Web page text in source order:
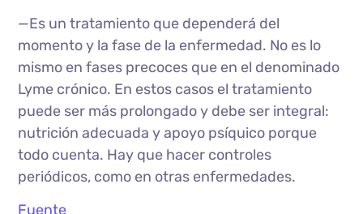
—Es un tratamiento que dependerá del
momento y la fase de la enfermedad. No es lo
mismo en fases precoces que en el denominado
Lyme crónico. En estos casos el tratamiento
puede ser más prolongado y debe ser integral:
nutrición adecuada y apoyo psíquico porque
todo cuenta. Hay que hacer controles
periódicos, como en otras enfermedades.
Fuente